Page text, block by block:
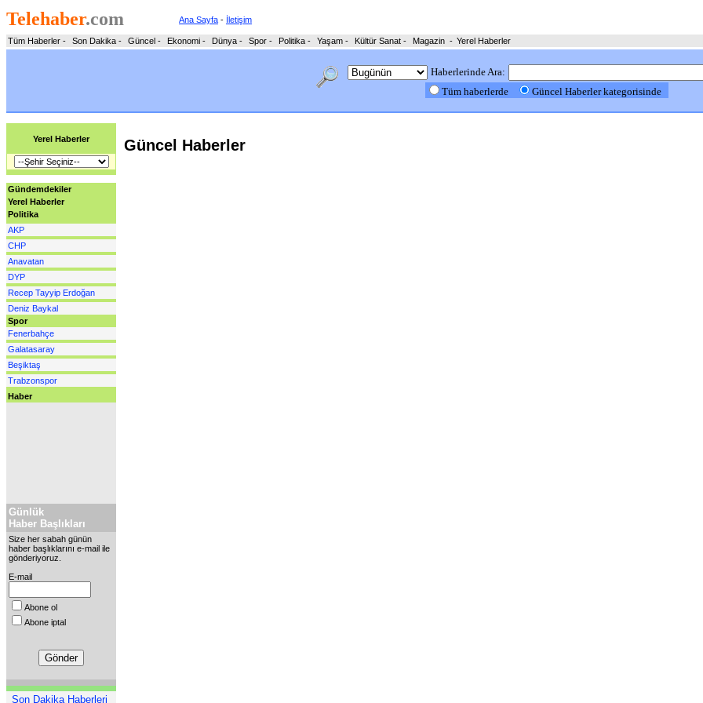
Telehaber.com Ana Sayfa - İletişim
Tüm Haberler - Son Dakika - Güncel - Ekonomi - Dünya - Spor - Politika - Yaşam - Kültür Sanat - Magazin - Yerel Haberler
Haberlerinde Ara:
Tüm haberlerde
Güncel Haberler kategorisinde
Yerel Haberler
Gündemdekiler
Yerel Haberler
Politika
AKP
CHP
Anavatan
DYP
Recep Tayyip Erdoğan
Deniz Baykal
Spor
Fenerbahçe
Galatasaray
Beşiktaş
Trabzonspor
Haber
Günlük
Haber Başlıkları
Size her sabah günün
haber başlıklarını e-mail ile
gönderiyoruz.
E-mail
Abone ol
Abone iptal
Son Dakika Haberleri
Güncel Haberler